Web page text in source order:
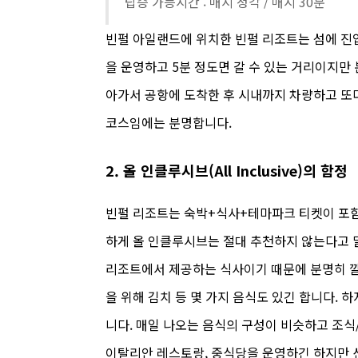
빈펄 아일랜드에 위치한 빈펄 리조트는 섬에
을 운영하고 5분 정도면 갈 수 있는 거리이지
아가서 공항에 도착한 후 시내까지 차량하고
코스임에는 분명합니다.
2. 올 인클루시브(All Inclusive)의 함정
빈펄 리조트는 숙박+식사+테마파크 티켓이
하게 올 인클루시브는 절대 추천하지 않는다
리조트에서 제공하는 식사이기 때문에 분명히
을 위해 김치 등 몇 가지 음식도 있긴 합니다.
니다. 매일 나오는 음식의 구성이 비슷하고 조
이탈리안 레스토랑, 중식당을 운영하긴 하지만